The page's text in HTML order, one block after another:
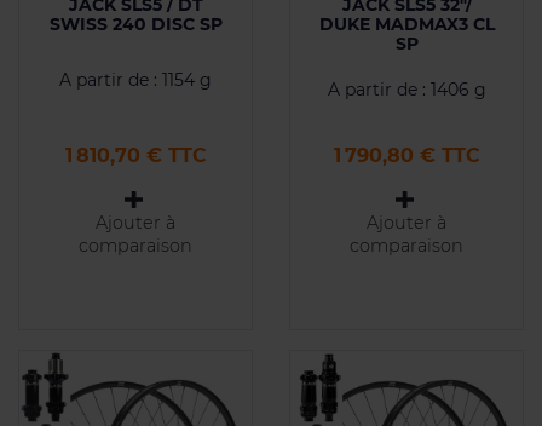
SWISS 240 DISC SP
A partir de : 1154 g
Prix
1 810,70 € TTC
Ajouter à
comparaison
DUKE MADMAX3 CL
SP
A partir de : 1406 g
Prix
1 790,80 € TTC
Ajouter à
comparaison